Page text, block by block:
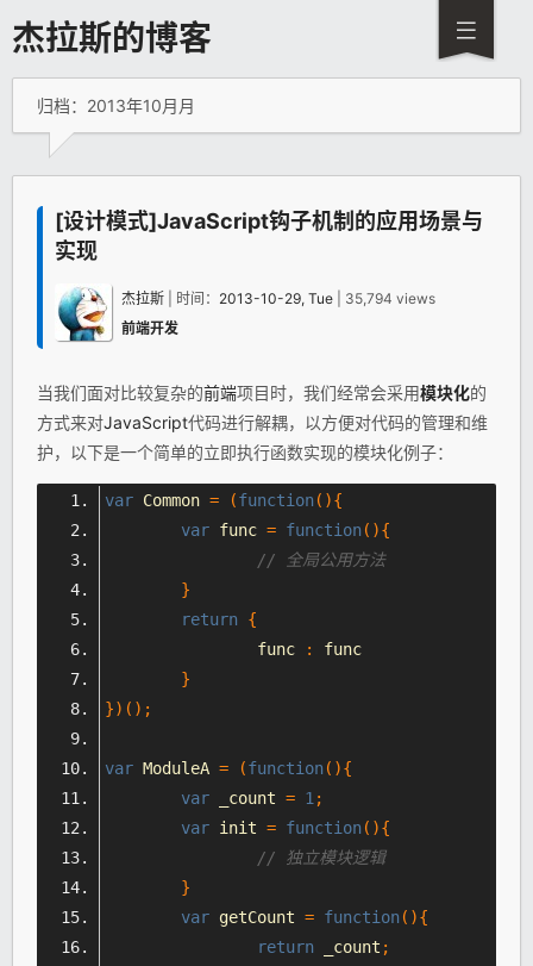
杰拉斯的博客
归档：2013年10月月
[设计模式]JavaScript钩子机制的应用场景与
实现
杰拉斯 | 时间： 2013-10-29, Tue | 35,794 views
前端开发
当我们面对比较复杂的前端项目时，我们经常会采用模块化的
方式来对JavaScript代码进行解耦，以方便对代码的管理和维
护，以下是一个简单的立即执行函数实现的模块化例子：
var Common = (function(){
var func = function(){
// 全局公用方法
}
return {
		func
:
func
}
})();
var ModuleA = (function(){
var _count = 1 ;
var init = function(){
// 独立模块逻辑
}
var getCount = function(){
return _count ;